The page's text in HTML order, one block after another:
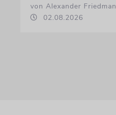
von Alexander Friedman
02.08.2026